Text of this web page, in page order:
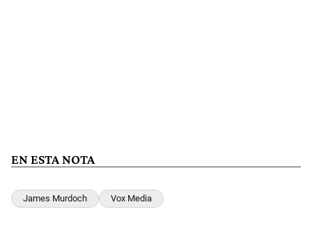
EN ESTA NOTA
James Murdoch Vox Media